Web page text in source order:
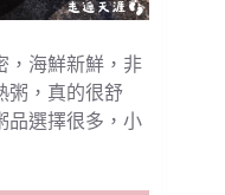
，海鮮新鮮，非
粥，真的很舒
品選擇很多，小